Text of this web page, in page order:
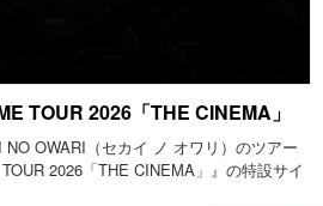
TOUR 2026「THE CINEMA」
OWARI（セカイ ノ オワリ）のツアー
2026「THE CINEMA」』の特設サイ